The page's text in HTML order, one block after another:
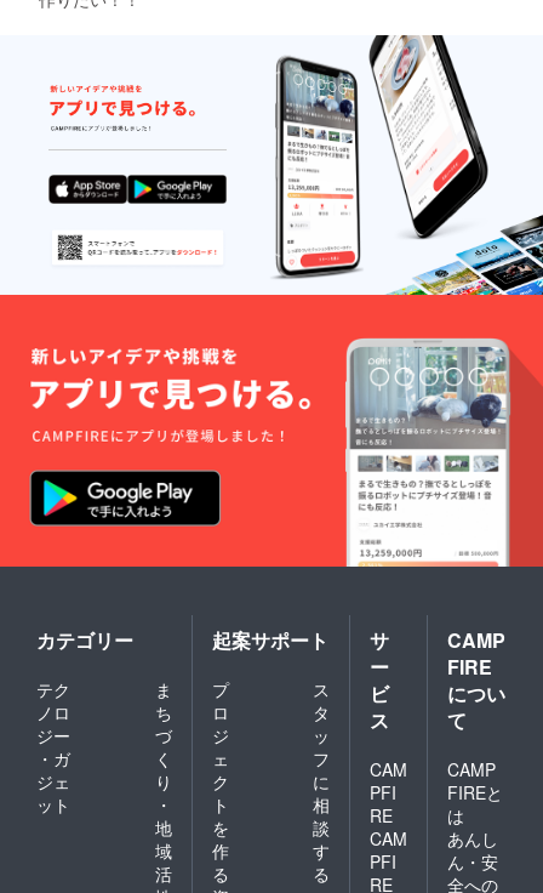
カテゴリー
テク
ノロ
ジー
・ガ
ジェ
ット
ま
ち
づ
く
り
・
地
域
活
起案サポート
プ
ロ
ジ
ェ
ク
ト
を
作
る
ス
タ
ッ
フ
に
相
談
す
る
サ
ー
ビ
ス
CAM
PFI
RE
CAM
PFI
RE
CAMP
FIRE
につい
て
CAMP
FIREと
は
あんし
ん・安
全への